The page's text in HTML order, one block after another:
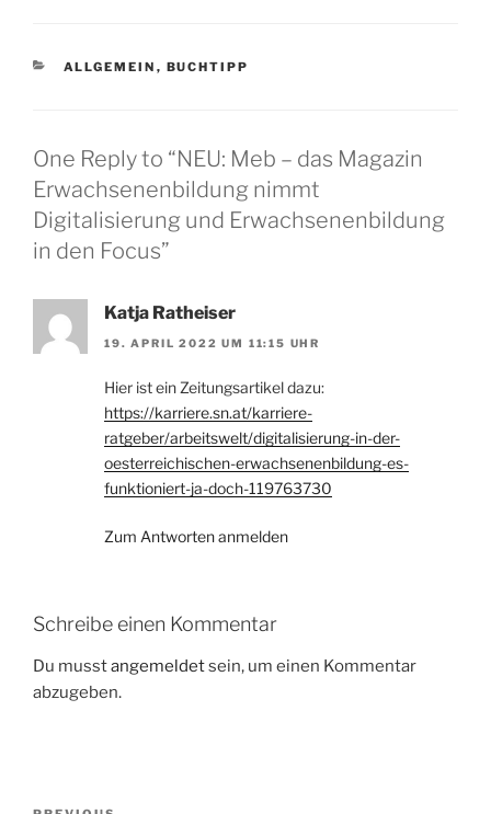
CATEGORIES
ALLGEMEIN , BUCHTIPP
One Reply to “NEU: Meb – das Magazin
Erwachsenenbildung nimmt
Digitalisierung und Erwachsenenbildung
in den Focus”
Katja Ratheiser
19. APRIL 2022 UM 11:15 UHR
Hier ist ein Zeitungsartikel dazu:
https://karriere.sn.at/karriere-
ratgeber/arbeitswelt/digitalisierung-in-der-
oesterreichischen-erwachsenenbildung-es-
funktioniert-ja-doch-119763730
Zum Antworten anmelden
Schreibe einen Kommentar
Du musstangemeldetsein, um einen Kommentar
abzugeben.